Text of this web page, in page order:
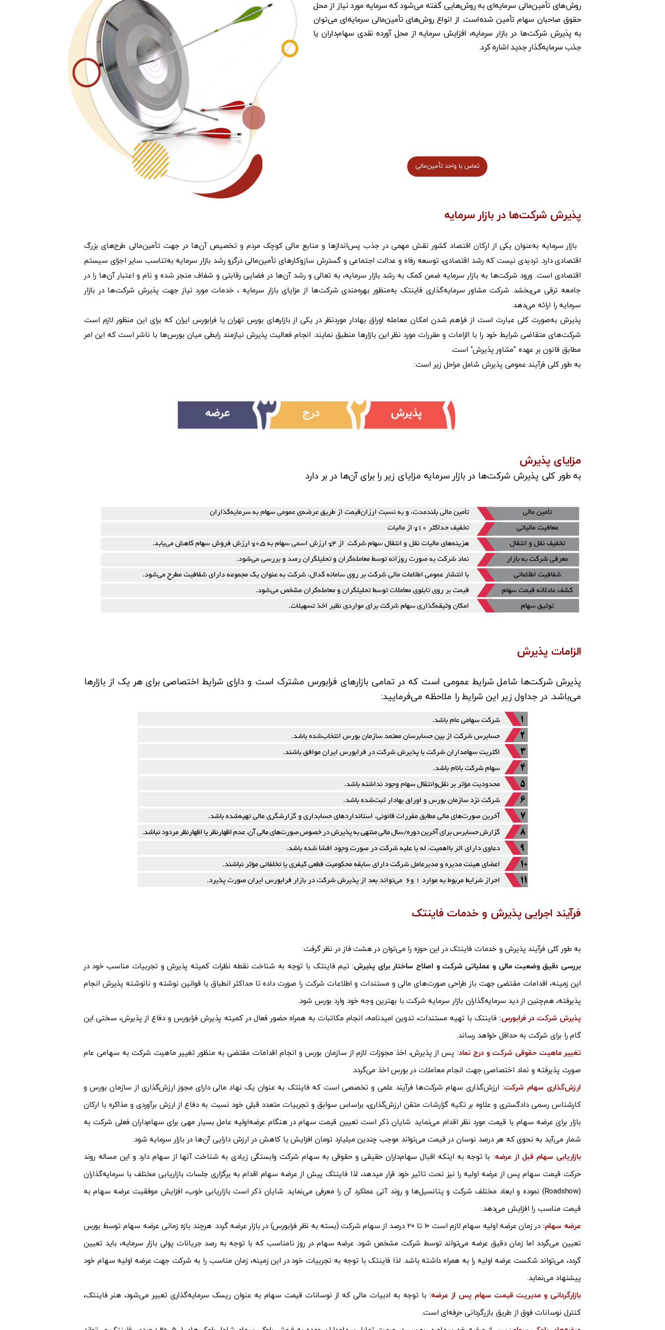
تماس با واحد تأمین‌مالی
روش‌‌های تأمین‌مالی سرمایه‌ای به روش‌هایی گفته می‌شود که سرمایه مورد نیاز از محل
حقوق صاحبان سهام تأمین شده‌است. از انواع روش‌های تأمین‌مالی سرمایه‌ای می‌توان
به پذیرش شرکت‌ها در بازار سرمایه، افزایش سرمایه از محل آورده نقدی سهام‌داران یا
جذب سرمایه‌گذار جدید اشاره کرد.
پذیرش شرکت‌ها در بازار سرمایه
بازار سرمایه به‌عنوان یکی از ارکان اقتصاد کشور نقش مهمی در جذب پس‌اندازها و منابع مالی کوچک مردم و تخصیص آن‌ها در جهت تأمین‌مالی طرح‌های بزرگ
اقتصادی دارد. تردیدی نیست که رشد اقتصادی، توسعه رفاه و عدالت اجتماعی و گسترش سازوکارهای تأمین‌مالی درگرو رشد بازار سرمایه به‌تناسب سایر اجزای سیستم
اقتصادی است. ورود شرکت‌ها به بازار سرمایه ضمن کمک به رشد بازار سرمایه، به تعالی و رشد آن‌ها در فضایی رقابتی و شفاف منجر شده و نام و اعتبار آن‌ها را در
جامعه ترقی می‌بخشد. شرکت مشاور سرمایه‌گذاری فاینتک به‌منظور بهره‌مندی شرکت‌ها از مزایای بازار سرمایه ، خدمات مورد نیاز جهت پذیرش شرکت‌ها در بازار
سرمایه را ارائه می‌دهد.
پذیرش به‌صورت کلی عبارت است از فراهم شدن امکان معامله اوراق بهادار موردنظر در یکی از بازارهای بورس تهران یا فرابورس ایران که برای این منظور لازم است
شرکت‌های متقاضی شرایط خود را با الزامات و مقررات مورد نظر این بازارها منطبق نمایند. انجام فعالیت پذیرش نیازمند رابطی میان بورس‌ها با ناشر است که این امر
مطابق قانون بر عهده "مشاور پذیرش" است.
به طور کلی فرآیند عمومی پذیرش شامل مراحل زیر است:
مزایای پذیرش
به طور کلی پذیرش شرکت‌ها در بازار سرمایه مزایای زیر را برای آن‌ها در بر دارد
الزامات پذیرش
پذیرش شرکت‌ها شامل شرایط عمومی است که در تمامی بازارهای فرابورس مشترک است و دارای شرایط اختصاصی برای هر یک از بازارها
می‌باشد. در جداول زیر این شرایط را ملاحظه می‌فرمایید:
فرآیند اجرایی پذیرش و خدمات فاینتک
به طور کلی فرآیند پذیرش و خدمات فاینتک در این حوزه را می‌توان در هشت فاز در نظر گرفت:
بررسی دقیق وضعیت مالی و عملیاتی شرکت و اصلاح ساختار برای پذیرش: تیم فاینتک با توجه به شناخت نقطه نظرات کمیته پذیرش و تجربیات مناسب خود در
این زمینه، اقدامات مقتضی جهت باز طراحی صورت‌های مالی و مستندات و اطلاعات شرکت را صورت داده تا حداکثر انطباق با قوانین نوشته و نانوشته پذیرش انجام
پذیرفته، هم‌چنین از دید سرمایه‌گذاران بازار سرمایه شرکت با بهترین وجه خود وارد بورس شود.
پذیرش شرکت در فرابورس: فاینتک با تهیه مستندات، تدوین امیدنامه، انجام مکاتبات به همراه حضور فعال در کمیته پذیرش فرابورس و دفاع از پذیرش، سختی این
گام را برای شرکت به حداقل خواهد رساند.
تغییر ماهیت حقوقی شرکت و درج نماد: پس از پذیرش، اخذ مجوزات لازم از سازمان بورس و انجام اقدامات مقتضی به منظور تغییر ماهیت شرکت به سهامی عام
صورت پذیرفته و نماد اختصاصی جهت انجام معاملات در بورس اخذ می‌گردد.
ارزش‌گذاری سهام شرکت: ارزش‌گذاری سهام شرکت‌ها فرآیند علمی و تخصصی است که فاینتک به عنوان یک نهاد مالی دارای مجوز ارزش‌گذاری از سازمان بورس و
کارشناس رسمی دادگستری و علاوه بر تکیه گزارشات متقن ارزش‌گذاری، براساس سوابق و تجربیات متعدد قبلی خود نسبت به دفاع از ارزش برآوردی و مذاکره با ارکان
بازار برای عرضه سهام با قیمت مورد نظر اقدام می‌نماید. شایان ذکر است تعیین قیمت سهام در هنگام عرضه‌اولیه عامل بسیار مهی برای سهام‌داران فعلی شرکت به
شمار می‌آید به نحوی که هر درصد نوسان در قیمت می‌تواند موجب چندین میلیارد تومان افزایش یا کاهش در ارزش دارایی آن‌ها در بازار سرمایه شود.
بازاریابی سهام قبل از عرضه: با توجه به اینکه اقبال سهام‌داران حقیقی و حقوقی به سهام شرکت وابستگی زیادی به شناخت آنها از سهام دارد و این مساله روند
حرکت قیمت سهام پس از عرضه اولیه را نیز تحت تاثیر خود قرار میدهد، لذا فاینتک پیش از عرضه سهام اقدام به برگزاری جلسات بازاریابی مختلف با سرمایه‌گذاران
(Roadshow) نموده و ابعاد مختلف شرکت و پتانسیل‌ها و روند آتی عملکرد آن را معرفی می‌نماید. شایان ذکر است بازاریابی خوب، افزایش موفقیت عرضه سهام به
قیمت مناسب را افزایش می‌دهد.
عرضه سهام:
در زمان عرضه اولیه سهام لازم است 10 تا 20 درصد از سهام شرکت (بسته به نظر فرابورس) در بازار عرضه گردد. هرچند بازه زمانی عرضه سهام توسط بورس
تعیین می‌گردد اما زمان دقیق عرضه می‌تواند توسط شرکت مشخص شود. عرضه سهام در روز نامناسب که با توجه به رصد جریانات پولی بازار سرمایه، باید تعیین
گردد، می‌تواند شکست عرضه اولیه را به همراه داشته باشد. لذا فاینتک با توجه به تجربیات خود در این زمینه، زمان مناسب را به شرکت جهت عرضه اولیه سهام خود
پیشنهاد می‌نماید.
بازارگردانی و مدیریت قیمت سهام پس از عرضه: با توجه به ادبیات مالی که از نوسانات قیمت سهام به عنوان ریسک سرمایه‌گذاری تعبیر می‌شود، هنر فاینتک،
کنترل نوسانات فوق از طریق بازرگردانی حرفه‌ای است.